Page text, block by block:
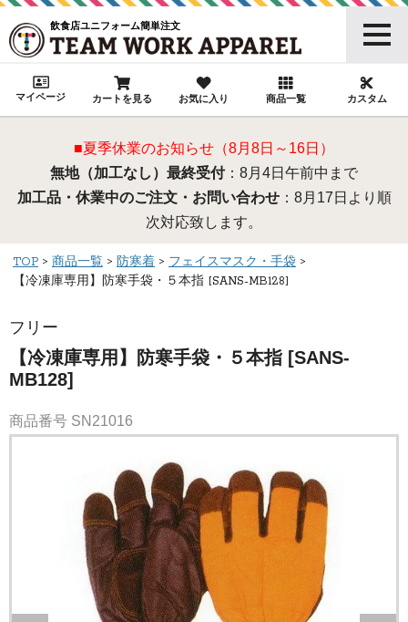
飲食店ユニフォーム簡単注文
マイページ カートを見る お気に入り 商品一覧 カスタム
■夏季休業のお知らせ（8月8日～16日）
無地（加工なし）最終受付：8月4日午前中まで
加工品・休業中のご注文・お問い合わせ：8月17日より順
次対応致します。
TOP 商品一覧 防寒着
フェイスマスク・手袋
【冷凍庫専用】防寒手袋・５本指 [SANS-MB128]
フリー
【冷凍庫専用】防寒手袋・５本指 [SANS-
MB128]
商品番号 SN21016